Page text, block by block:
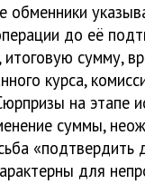
обменники
до её
итоговую сумму,
курса,
на этапе
суммы,
«подтвердить
для